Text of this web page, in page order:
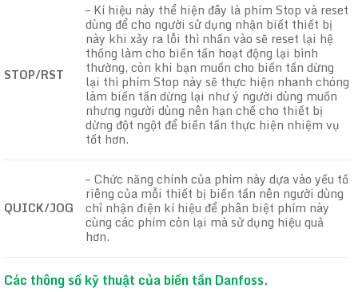
STOP/RST
– Kí hiệu này thể hiện đây là phím Stop và reset
dùng để cho người sử dụng nhận biết thiết bị
này khi xảy ra lỗi thì nhấn vào sẽ reset lại hệ
thống làm cho biến tần hoạt động lại bình
thường, còn khi bạn muốn cho biến tần dừng
lại thì phím Stop này sẽ thực hiện nhanh chóng
làm biến tần dừng lại như ý người dùng muốn
nhưng người dùng nên hạn chế cho thiết bị
dừng đột ngột để biến tần thực hiện nhiệm vụ
tốt hơn.
QUICK/JOG
– Chức năng chính của phím này dựa vào yếu tố
riêng của mỗi thiết bị biến tần nên người dùng
chỉ nhận điện kí hiệu để phân biệt phím này
cùng các phím còn lại mà sử dụng hiệu quả
hơn.
Các thông số kỹ thuật của biến tần Danfoss.